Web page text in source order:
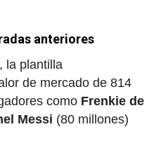
anteriores
la plantilla
de mercado de 814
como Frenkie de
Messi (80 millones)